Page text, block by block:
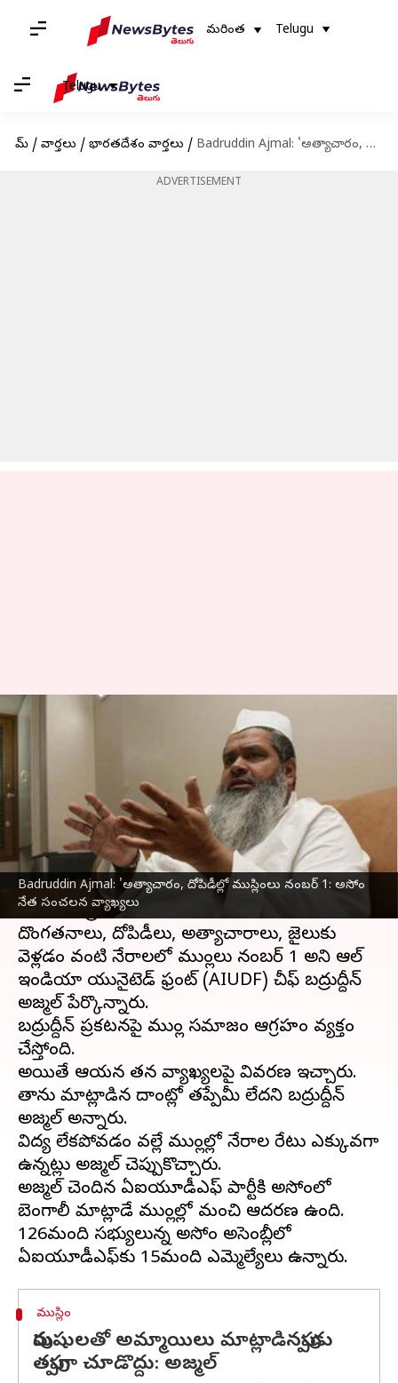
మరింత Telugu
Telugu
హోమ్ / వార్తలు / భారతదేశం వార్తలు / Badruddin Ajmal: 'అత్యాచారం, దోపిడీల్లో ముస్లింలు నంబర్ 1: అసోం నేత సంచలన వ్యాఖ్యలు
ADVERTISEMENT
Badruddin Ajmal: 'అత్యాచారం, దోపిడీల్లో ముస్లింలు నంబర్ 1: అసోం
నేత సంచలన వ్యాఖ్యలు
Badruddin Ajmal: 'అత్యాచారం,
దోపిడీల్లో ముస్లింలు నంబర్ 1: అసోం
నేత సంచలన వ్యాఖ్యలు
Stalin Oct 28, 2023 10:32 am
ఈ వార్తాకథనం ఏంటి
ముస్లింల గురించి అసోంకు చెందిన ఓ ముస్లిం నేత
సంచలన ప్రకటన చేశారు.
దొంగతనాలు, దోపిడీలు, అత్యాచారాలు, జైలుకు
వెళ్లడం వంటి నేరాలలో ముస్లింలు నంబర్ 1 అని ఆల్
ఇండియా యునైటెడ్ ఫ్రంట్ (AIUDF) చీఫ్ బద్రుద్దీన్
అజ్మల్ పేర్కొన్నారు.
బద్రుద్దీన్ ప్రకటనపై ముస్లిం సమాజం ఆగ్రహం వ్యక్తం
చేస్తోంది.
అయితే ఆయన తన వ్యాఖ్యలపై వివరణ ఇచ్చారు.
తాను మాట్లాడిన దాంట్లో తప్పేమీ లేదని బద్రుద్దీన్
అజ్మల్ అన్నారు.
విద్య లేకపోవడం వల్లే ముస్లింల్లో నేరాల రేటు ఎక్కువగా
ఉన్నట్లు అజ్మల్ చెప్పుకొచ్చారు.
అజ్మల్ చెందిన ఏఐయూడీఎఫ్ పార్టీకి అసోంలో
బెంగాలీ మాట్లాడే ముస్లింల్లో మంచి ఆదరణ ఉంది.
126మంది సభ్యులున్న అసోం అసెంబ్లీలో
ముస్లిం
పురుషులతో అమ్మాయిలు మాట్లాడినప్పుడు
తప్పుగా చూడొద్దు: అజ్మల్